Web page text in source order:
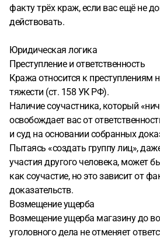
факту трёх краж, если вас ещё не
действовать.
Юридическая логика
Преступление и ответственность
Кража относится к преступлениям
тяжести (ст. 158 УК РФ).
Наличие соучастника, который
освобождает вас от
и суд на основании собранных
Пытаясь «создать группу лиц»,
участия другого человека, может
как соучастие, но это зависит от
доказательств.
Возмещение ущерба
Возмещение ущерба магазину до
уголовного дела не отменяет